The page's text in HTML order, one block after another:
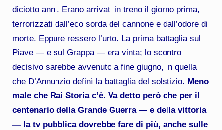
diciotto anni. Erano arrivati in treno il giorno prima,
terrorizzati dall’eco sorda del cannone e dall’odore di
morte. Eppure ressero l’urto. La prima battaglia sul
Piave — e sul Grappa — era vinta; lo scontro
decisivo sarebbe avvenuto a fine giugno, in quella
che D’Annunzio definì la battaglia del solstizio. Meno
male che Rai Storia c’è. Va detto però che per il
centenario della Grande Guerra — e della vittoria
— la tv pubblica dovrebbe fare di più, anche sulle